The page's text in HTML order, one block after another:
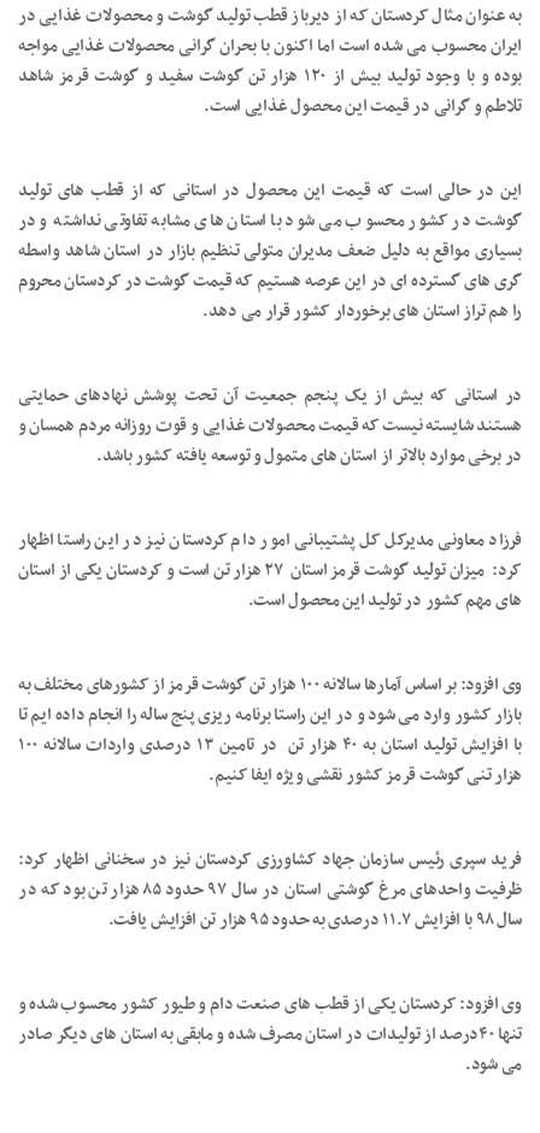
به عنوان مثال کردستان که از دیرباز قطب تولید گوشت و محصولات غذایی در
ایران محسوب می شده است اما اکنون با بحران گرانی محصولات غذایی مواجه
بوده و با وجود تولید بیش از ۱۲۰ هزار تن گوشت سفید و گوشت قرمز شاهد
تلاطم و گرانی در قیمت این محصول غذایی است.
این در حالی است که قیمت این محصول در استانی که از قطب های تولید
گوشت در کشور محسوب می شود با استان های مشابه تفاوتی نداشته و در
بسیاری مواقع به دلیل ضعف مدیران متولی تنظیم بازار در استان شاهد واسطه
گری های گسترده ای در این عرصه هستیم که قیمت گوشت در کردستان محروم
را هم تراز استان های برخوردار کشور قرار می دهد.
در استانی که بیش از یک پنجم جمعیت آن تحت پوشش نهادهای حمایتی
هستند شایسته نیست که قیمت محصولات غذایی و قوت روزانه مردم همسان و
در برخی موارد بالاتر از استان های متمول و توسعه یافته کشور باشد.
فرزاد معاونی مدیرکل کل پشتیبانی امور دام کردستان نیز در این راستا اظهار
کرد: میزان تولید گوشت قرمز استان ۲۷ هزار تن است و کردستان یکی از استان
های مهم کشور در تولید این محصول است.
وی افزود: بر اساس آمارها سالانه ۱۰۰ هزار تن گوشت قرمز از کشورهای مختلف به
بازار کشور وارد می شود و در این راستا برنامه ریزی پنج ساله را انجام داده ایم تا
با افزایش تولید استان به ۴۰ هزار تن در تامین ۱۳ درصدی واردات سالانه ۱۰۰
هزار تنی گوشت قرمز کشور نقشی ویژه ایفا کنیم.
فرید سپری رئیس سازمان جهاد کشاورزی کردستان نیز در سخنانی اظهار کرد:
ظرفیت واحدهای مرغ گوشتی استان در سال ۹۷ حدود ۸۵ هزار تن بود که در
سال ۹۸ با افزایش ۱۱.۷ درصدی به حدود ۹۵ هزار تن افزایش یافت.
وی افزود: کردستان یکی از قطب های صنعت دام و طیور کشور محسوب شده و
تنها ۴۰درصد از تولیدات در استان مصرف شده و مابقی به استان های دیگر صادر
می شود.